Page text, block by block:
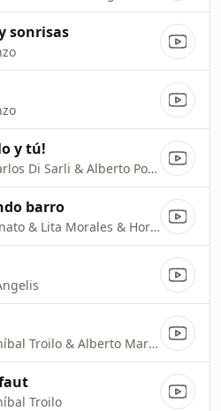
sonrisas
y tú!
Orquesta Carlos Di Sarli & Alberto Podestá
barro
Edgardo Donato & Lita Morales & Horacio Lagos
Orquesta Aníbal Troilo & Alberto Marino
Troilo